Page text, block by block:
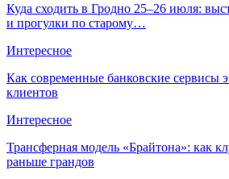
Куда сходить в Гродно 25–26 июля:
и прогулки по старому…
Интересное
Как современные банковские сервисы
клиентов
Интересное
Трансферная модель «Брайтона»: как
раньше грандов